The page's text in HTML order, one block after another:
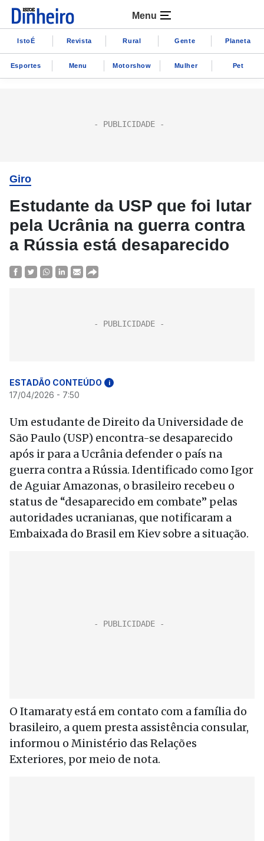
Menu
IstoÉ Revista Rural Gente Planeta
Esportes Menu Motorshow Mulher Pet
Giro
Estudante da USP que foi lutar
pela Ucrânia na guerra contra
a Rússia está desaparecido
ESTADÃO CONTEÚDO i
17/04/2026 - 7:50
Um estudante de Direito da Universidade de
São Paulo (USP) encontra-se desaparecido
após ir para a Ucrânia defender o país na
guerra contra a Rússia. Identificado como Igor
de Aguiar Amazonas, o brasileiro recebeu o
status de “desaparecido em combate” pelas
autoridades ucranianas, que notificaram a
Embaixada do Brasil em Kiev sobre a situação.
O Itamaraty está em contato com a família do
brasileiro, a quem presta assistência consular,
informou o Ministério das Relações
Exteriores, por meio de nota.